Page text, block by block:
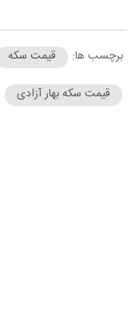
برچسب ها: قیمت سکه
قیمت سکه بهار آزادی